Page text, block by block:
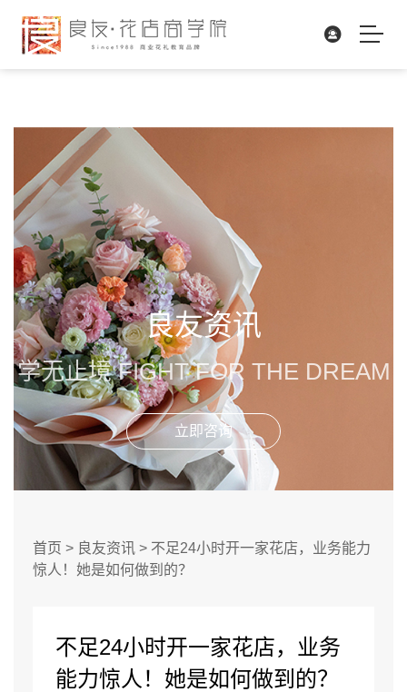
良友资讯
学无止境 FIGHT FOR THE DREAM
立即咨询
首页 > 良友资讯> 不足24小时开一家花店，业务能力
惊人！她是如何做到的？
不足24小时开一家花店，业务
能力惊人！她是如何做到的？